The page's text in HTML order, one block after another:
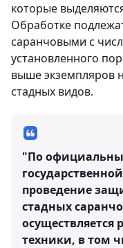
которые
Обработке
саранчовыми с
установленного
выше экземпляров
стадных видов.
"По
проведение
стадных
техники, в том